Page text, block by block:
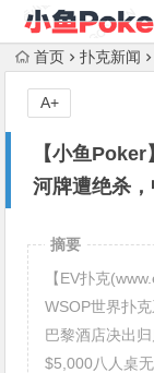
首页 扑克新闻
【小鱼
河牌遭绝杀
A+
摘要
【EV扑克
WSOP世界扑
巴黎酒店决出
$5,000八人桌